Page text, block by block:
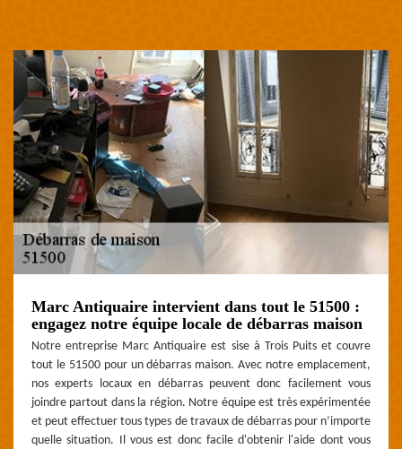
Marc Antiquaire intervient dans tout le 51500 :
engagez notre équipe locale de débarras maison
Notre entreprise Marc Antiquaire est sise à Trois Puits et couvre
tout le 51500 pour un débarras maison. Avec notre emplacement,
nos experts locaux en débarras peuvent donc facilement vous
joindre partout dans la région. Notre équipe est très expérimentée
et peut effectuer tous types de travaux de débarras pour n’importe
quelle situation. Il vous est donc facile d'obtenir l'aide dont vous